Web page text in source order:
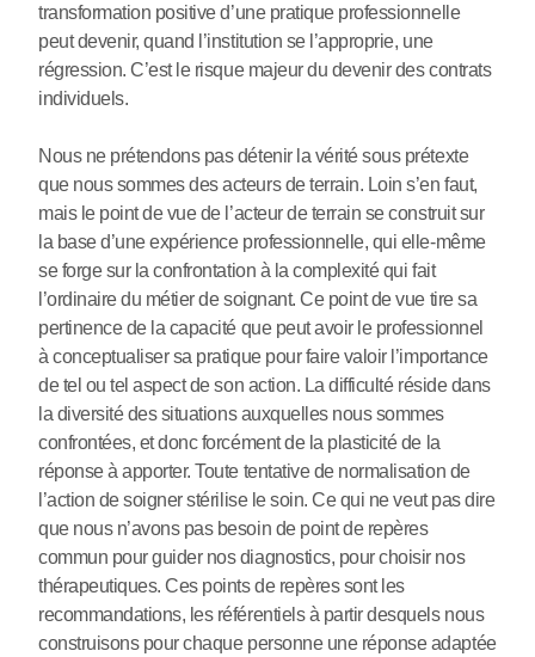
transformation positive d’une pratique professionnelle
peut devenir, quand l’institution se l’approprie, une
régression. C’est le risque majeur du devenir des contrats
individuels.
Nous ne prétendons pas détenir la vérité sous prétexte
que nous sommes des acteurs de terrain. Loin s’en faut,
mais le point de vue de l’acteur de terrain se construit sur
la base d’une expérience professionnelle, qui elle-même
se forge sur la confrontation à la complexité qui fait
l’ordinaire du métier de soignant. Ce point de vue tire sa
pertinence de la capacité que peut avoir le professionnel
à conceptualiser sa pratique pour faire valoir l’importance
de tel ou tel aspect de son action. La difficulté réside dans
la diversité des situations auxquelles nous sommes
confrontées, et donc forcément de la plasticité de la
réponse à apporter. Toute tentative de normalisation de
l’action de soigner stérilise le soin. Ce qui ne veut pas dire
que nous n’avons pas besoin de point de repères
commun pour guider nos diagnostics, pour choisir nos
thérapeutiques. Ces points de repères sont les
recommandations, les référentiels à partir desquels nous
construisons pour chaque personne une réponse adaptée